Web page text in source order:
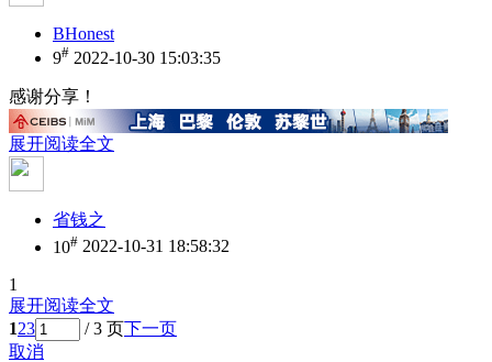
BHonest
9# 2022-10-30 15:03:35
感谢分享！
展开阅读全文
省钱之
10# 2022-10-31 18:58:32
1
展开阅读全文
123 / 3 页下一页
取消